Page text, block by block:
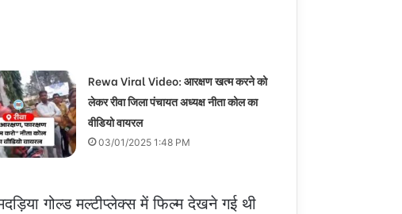
Rewa Viral Video: आरक्षण खत्म करने को
लेकर रीवा जिला पंचायत अध्यक्ष नीता कोल का
वीडियो वायरल
03/01/2025 1:48 PM
गोल्ड मल्टीप्लेक्स में फिल्म देखने गई थी